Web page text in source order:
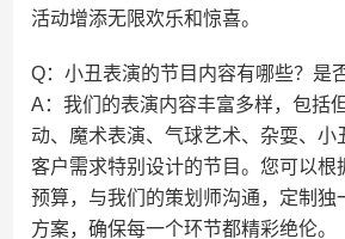
活动增添无限欢乐和惊喜。
Q：小丑表演的节目内容有哪些？是
A：我们的表演内容丰富多样，包括
动、魔术表演、气球艺术、杂耍、小
客户需求特别设计的节目。您可以根
预算，与我们的策划师沟通，定制独
方案，确保每一个环节都精彩绝伦。